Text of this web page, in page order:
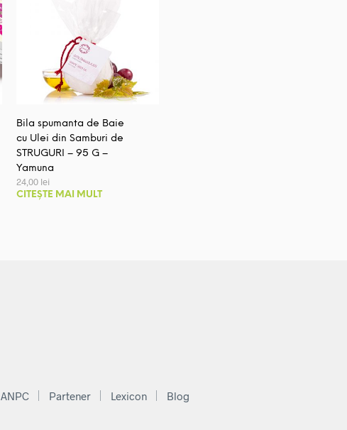
Bila spumanta de Baie
cu Ulei din Samburi de
STRUGURI – 95 G –
Yamuna
24,00 lei
CITEȘTE MAI MULT
ANPC Partener Lexicon Blog